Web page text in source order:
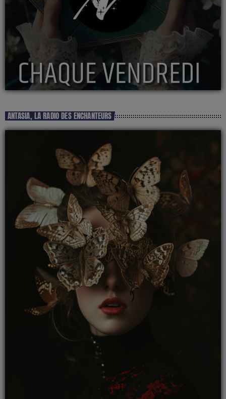
ANTASIA, LA RADIO DES ENCHANTEURS